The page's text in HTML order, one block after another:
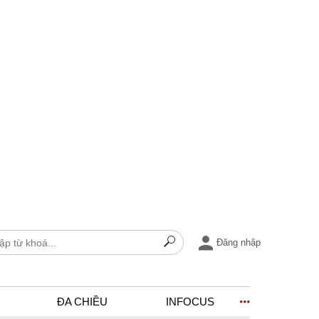
Đăng nhập
ĐA CHIỀU INFOCUS